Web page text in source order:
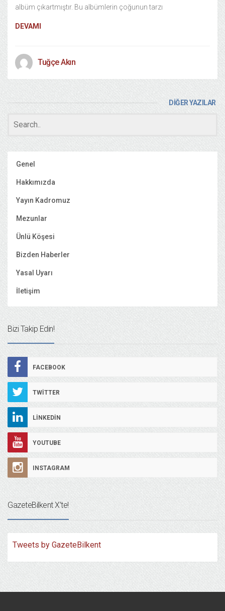
albüm çıkartmıştır. Bu albümlerin çoğunun tarzı
DEVAMI
Tuğçe Akın
DİĞER YAZILAR
Genel
Hakkımızda
Yayın Kadromuz
Mezunlar
Ünlü Köşesi
Bizden Haberler
Yasal Uyarı
İletişim
Bizi Takip Edin!
FACEBOOK
TWITTER
LINKEDIN
YOUTUBE
INSTAGRAM
GazeteBilkent X’te!
Tweets by GazeteBilkent